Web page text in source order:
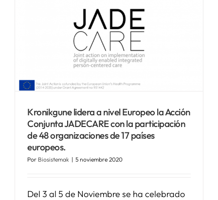
Kronikgune lidera a nivel Europeo la Acción
Conjunta JADECARE con la participación
de 48 organizaciones de 17 países
europeos.
Por Biosistemak | 5 noviembre 2020
Del 3 al 5 de Noviembre se ha celebrado